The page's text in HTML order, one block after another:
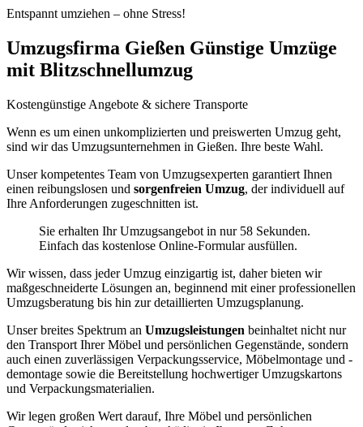
Entspannt umziehen – ohne Stress!
Umzugsfirma Gießen Günstige Umzüge
mit Blitzschnellumzug
Kostengünstige Angebote & sichere Transporte
Wenn es um einen unkomplizierten und preiswerten Umzug geht,
sind wir das Umzugsunternehmen in Gießen. Ihre beste Wahl.
Unser kompetentes Team von Umzugsexperten garantiert Ihnen
einen reibungslosen und sorgenfreien Umzug, der individuell auf
Ihre Anforderungen zugeschnitten ist.
Sie erhalten Ihr Umzugsangebot in nur 58 Sekunden.
Einfach das kostenlose Online-Formular ausfüllen.
Wir wissen, dass jeder Umzug einzigartig ist, daher bieten wir
maßgeschneiderte Lösungen an, beginnend mit einer professionellen
Umzugsberatung bis hin zur detaillierten Umzugsplanung.
Unser breites Spektrum an Umzugsleistungen beinhaltet nicht nur
den Transport Ihrer Möbel und persönlichen Gegenstände, sondern
auch einen zuverlässigen Verpackungsservice, Möbelmontage und -
demontage sowie die Bereitstellung hochwertiger Umzugskartons
und Verpackungsmaterialien.
Wir legen großen Wert darauf, Ihre Möbel und persönlichen